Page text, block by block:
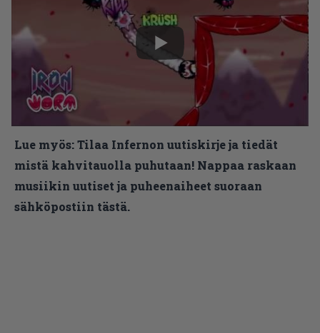
Lue myös:Tilaa Infernon uutiskirje ja tiedät
mistä kahvitauolla puhutaan! Nappaa raskaan
musiikin uutiset ja puheenaiheet suoraan
sähköpostiin tästä.